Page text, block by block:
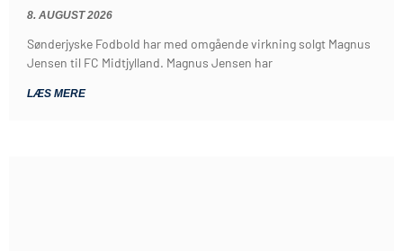
8. AUGUST 2026
Sønderjyske Fodbold har med omgående virkning solgt Magnus
Jensen til FC Midtjylland. Magnus Jensen har
LÆS MERE